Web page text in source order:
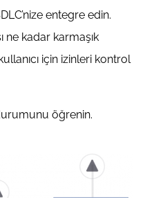
entegre edin.
ne kadar karmaşık
için izinleri kontrol
öğrenin.